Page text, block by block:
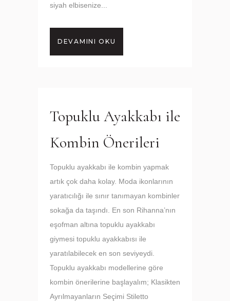
siyah elbisenize...
DEVAMINI OKU
Topuklu Ayakkabı ile
Kombin Önerileri
Topuklu ayakkabı ile kombin yapmak
artık çok daha kolay. Moda ikonlarının
yaratıcılığı ile sınır tanımayan kombinler
sokağa da taşındı. En son Rihanna’nın
eşofman altına topuklu ayakkabı
giymesi topuklu ayakkabısı ile
yaratılabilecek en son seviyeydi.
Topuklu ayakkabı modellerine göre
kombin önerilerine başlayalım; Klasikten
Ayrılmayanların Seçimi Stiletto